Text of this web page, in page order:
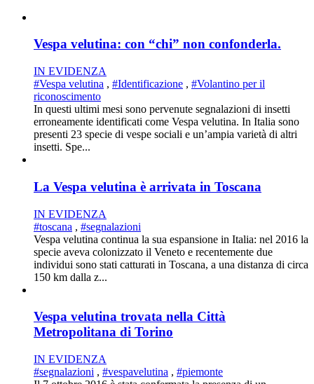
Vespa velutina: con “chi” non confonderla.
IN EVIDENZA
#Vespa velutina , #Identificazione , #Volantino per il
riconoscimento
In questi ultimi mesi sono pervenute segnalazioni di insetti
erroneamente identificati come Vespa velutina. In Italia sono
presenti 23 specie di vespe sociali e un’ampia varietà di altri
insetti. Spe...
La Vespa velutina è arrivata in Toscana
IN EVIDENZA
#toscana , #segnalazioni
Vespa velutina continua la sua espansione in Italia: nel 2016 la
specie aveva colonizzato il Veneto e recentemente due
individui sono stati catturati in Toscana, a una distanza di circa
150 km dalla z...
Vespa velutina trovata nella Città
Metropolitana di Torino
IN EVIDENZA
#segnalazioni , #vespavelutina , #piemonte